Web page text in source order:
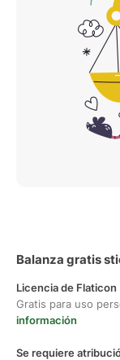
Balanza gratis
Licencia de Flaticon
Gratis para uso
información
Se requiere